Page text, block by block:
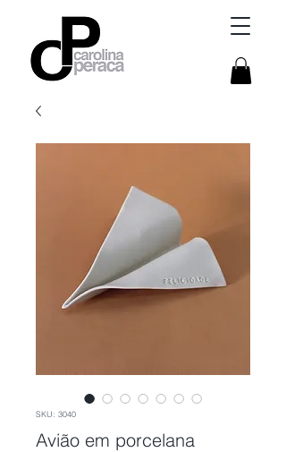
SKU: 3040
Avião em porcelana